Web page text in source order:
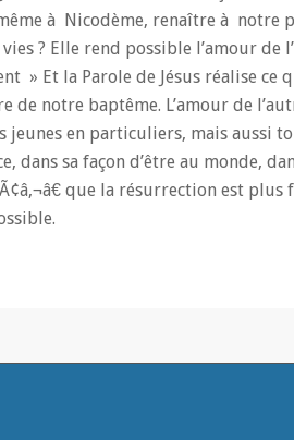
à Nicodème, renaître à notre
? Elle rend possible l’amour de
» Et la Parole de Jésus réalise ce
de notre baptême. L’amour de
jeunes en particuliers, mais aussi
dans sa façon d’être au monde,
que la résurrection est plus